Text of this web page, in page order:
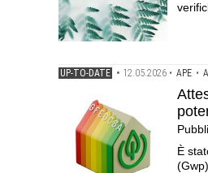
UP-TO-DATE • 12.05.2026 • APE •
È